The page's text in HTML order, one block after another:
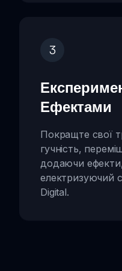
3
Ефектами
Покращте свої
гучність,
додаючи
електризуючий
Digital.